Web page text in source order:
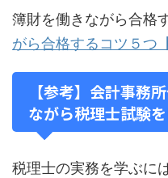
簿財を働きながら合格
がら合格するコツ５つ
【参考】会計事務
ながら税理士試験
税理士の実務を学ぶに